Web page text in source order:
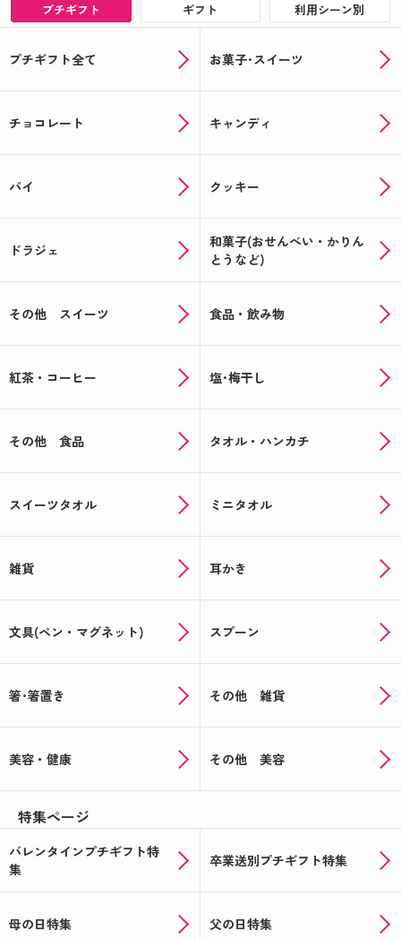
プチギフト ギフト 利用シーン別
プチギフト全て お菓子･スイーツ
チョコレート キャンディ
パイ クッキー
ドラジェ
和菓子(おせんべい・かりん
とうなど)
その他 スイーツ 食品・飲み物
紅茶・コーヒー 塩･梅干し
その他 食品 タオル・ハンカチ
スイーツタオル ミニタオル
雑貨 耳かき
文具(ペン・マグネット) スプーン
箸･箸置き その他 雑貨
美容・健康 その他 美容
特集ページ
バレンタインプチギフト特
集
卒業送別プチギフト特集
母の日特集 父の日特集